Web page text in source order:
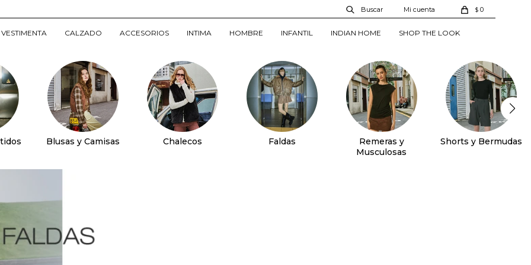
VESTIMENTA CALZADO ACCESORIOS INTIMA HOMBRE INFANTIL INDIAN HOME SHOP THE LOOK
$ 0
Blusas y Camisas Chalecos Faldas
Remeras y
Musculosas
Shorts y Bermudas